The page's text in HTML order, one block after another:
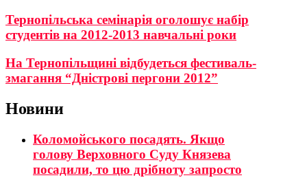
Тернопільська семінарія оголошує набір
студентів на 2012-2013 навчальні роки
На Тернопільщині відбудеться фестиваль-
змагання “Дністрові пергони 2012”
Новини
Коломойського посадять. Якщо
голову Верховного Суду Князева
посадили, то цю дрібноту запросто